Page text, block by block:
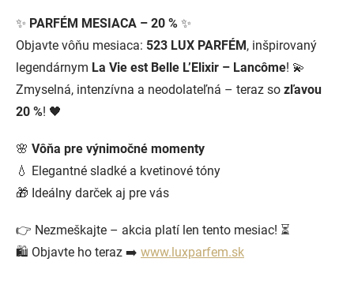
✨ PARFÉM MESIACA – 20 % ✨
Objavte vôňu mesiaca: 523 LUX PARFÉM, inšpirovaný
legendárnym La Vie est Belle L’Elixir – Lancôme! 💫
Zmyselná, intenzívna a neodolateľná – teraz so zľavou
20 %! 🖤
🌸 Vôňa pre výnimočné momenty
💧 Elegantné sladké a kvetinové tóny
🎁 Ideálny darček aj pre vás
👉 Nezmeškajte – akcia platí len tento mesiac! ⏳
🛍️ Objavte ho teraz ➡️ www.luxparfem.sk